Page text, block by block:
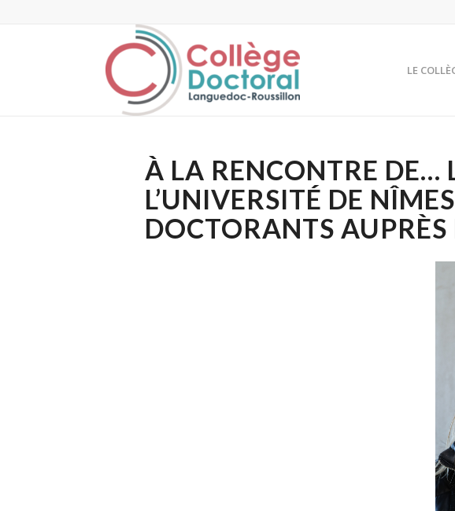
LE
À LA RENCONTRE DE…
L’UNIVERSITÉ DE
DOCTORANTS